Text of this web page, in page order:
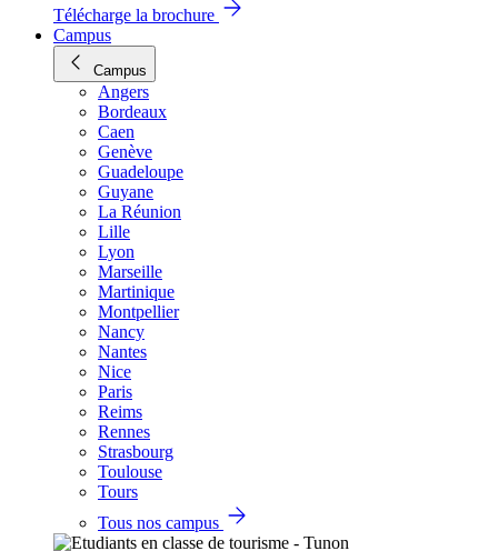
Télécharge la brochure
Campus
Campus
Angers
Bordeaux
Caen
Genève
Guadeloupe
Guyane
La Réunion
Lille
Lyon
Marseille
Martinique
Montpellier
Nancy
Nantes
Nice
Paris
Reims
Rennes
Strasbourg
Toulouse
Tours
Tous nos campus